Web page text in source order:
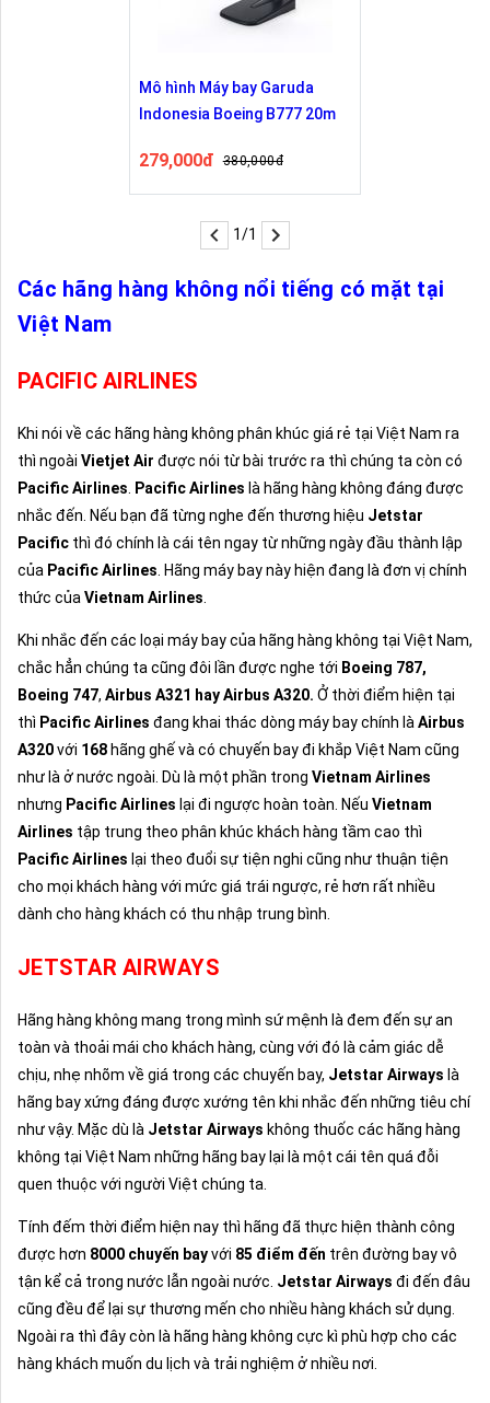
Mô hình Máy bay Garuda
Indonesia Boeing B777 20m
279,000đ 380,000đ
1/1
Các hãng hàng không nổi tiếng có mặt tại
Việt Nam
PACIFIC AIRLINES
Khi nói về các hãng hàng không phân khúc giá rẻ tại Việt Nam ra
thì ngoài Vietjet Air được nói từ bài trước ra thì chúng ta còn có
Pacific Airlines. Pacific Airlines là hãng hàng không đáng được
nhắc đến. Nếu bạn đã từng nghe đến thương hiệu Jetstar
Pacific thì đó chính là cái tên ngay từ những ngày đầu thành lập
của Pacific Airlines. Hãng máy bay này hiện đang là đơn vị chính
thức củaVietnam Airlines.
Khi nhắc đến các loại máy bay của hãng hàng không tại Việt Nam,
chắc hẳn chúng ta cũng đôi lần được nghe tới Boeing 787,
Boeing 747, Airbus A321 hay Airbus A320. Ở thời điểm hiện tại
thì Pacific Airlines đang khai thác dòng máy bay chính làAirbus
A320với 168 hãng ghế và có chuyến bay đi khắp Việt Nam cũng
như là ở nước ngoài. Dù là một phần trong Vietnam Airlines
nhưng Pacific Airlines lại đi ngược hoàn toàn. Nếu Vietnam
Airlines tập trung theo phân khúc khách hàng tầm cao thì
Pacific Airlines lại theo đuổi sự tiện nghi cũng như thuận tiện
cho mọi khách hàng với mức giá trái ngược, rẻ hơn rất nhiều
dành cho hàng khách có thu nhập trung bình.
JETSTAR AIRWAYS
Hãng hàng không mang trong mình sứ mệnh là đem đến sự an
toàn và thoải mái cho khách hàng, cùng với đó là cảm giác dễ
chịu, nhẹ nhõm về giá trong các chuyến bay, Jetstar Airways là
hãng bay xứng đáng được xướng tên khi nhắc đến những tiêu chí
như vậy. Mặc dù là Jetstar Airways không thuốc các hãng hàng
không tại Việt Nam những hãng bay lại là một cái tên quá đỗi
quen thuộc với người Việt chúng ta.
Tính đếm thời điểm hiện nay thì hãng đã thực hiện thành công
được hơn 8000 chuyến bayvới 85 điểm đến trên đường bay vô
tận kể cả trong nước lẫn ngoài nước. Jetstar Airways đi đến đâu
cũng đều để lại sự thương mến cho nhiều hàng khách sử dụng.
Ngoài ra thì đây còn là hãng hàng không cực kì phù hợp cho các
hàng khách muốn du lịch và trải nghiệm ở nhiều nơi.